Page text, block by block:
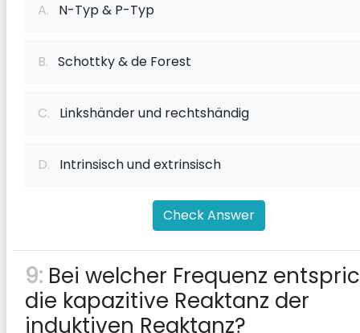
A. N-Typ & P-Typ
B. Schottky & de Forest
C. Linkshänder und rechtshändig
D. Intrinsisch und extrinsisch
Check Answer
9: Bei welcher Frequenz
die kapazitive Reaktanz der
induktiven Reaktanz?